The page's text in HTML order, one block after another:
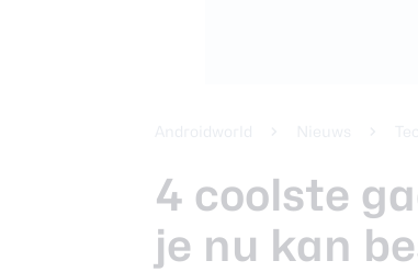
4 coolste
je nu kan